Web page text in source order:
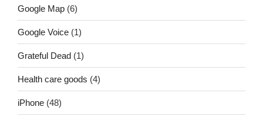
Google Map (6)
Google Voice (1)
Grateful Dead (1)
Health care goods (4)
iPhone (48)